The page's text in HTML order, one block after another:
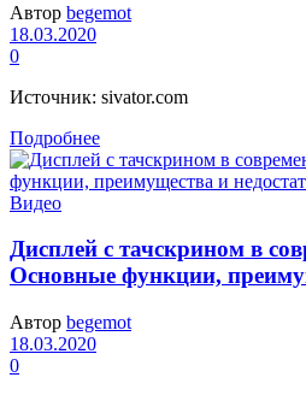
Автор begemot
18.03.2020
0
Источник: sivator.com
Подробнее
Видео
Дисплей с тачскрином в
Основные функции,
Автор begemot
18.03.2020
0